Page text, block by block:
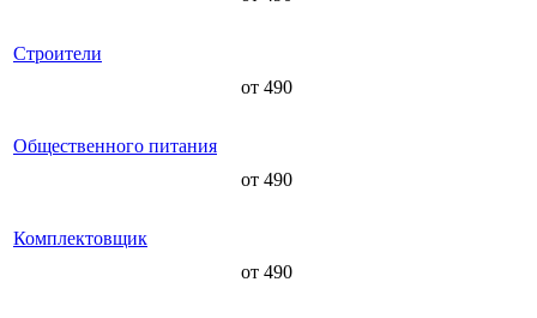
Строители
от 490
Общественного питания
от 490
Комплектовщик
от 490